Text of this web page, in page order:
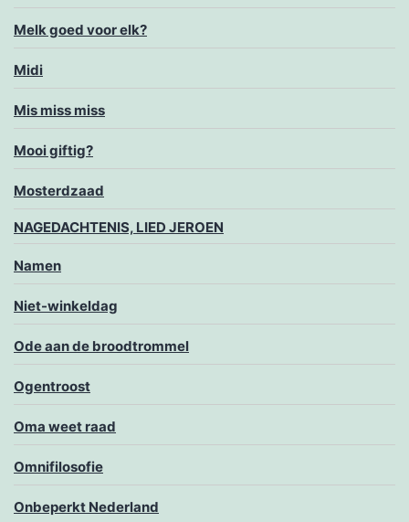
Melk goed voor elk?
Midi
Mis miss miss
Mooi giftig?
Mosterdzaad
NAGEDACHTENIS, LIED JEROEN
Namen
Niet-winkeldag
Ode aan de broodtrommel
Ogentroost
Oma weet raad
Omnifilosofie
Onbeperkt Nederland